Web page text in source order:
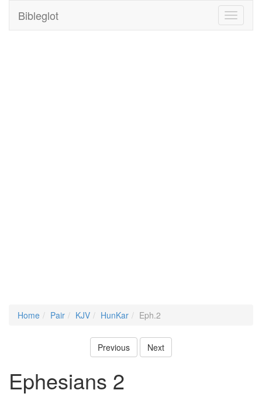
Toggle
Bibleglot
Home Pair KJV HunKar Eph.2
Previous Next
Ephesians 2